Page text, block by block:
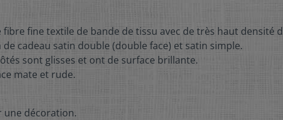
fibre fine textile de bande de tissu avec de très haut densité
cadeau satin double (double face) et satin simple.
sont glisses et ont de surface brillante.
mate et rude.
une décoration.